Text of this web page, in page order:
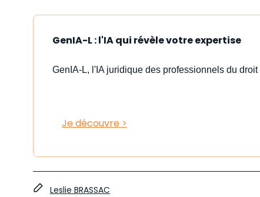
GenIA-L : l'IA qui révèle votre expertise
GenIA-L, l'IA juridique des professionnels du droit
Je découvre >
Leslie BRASSAC